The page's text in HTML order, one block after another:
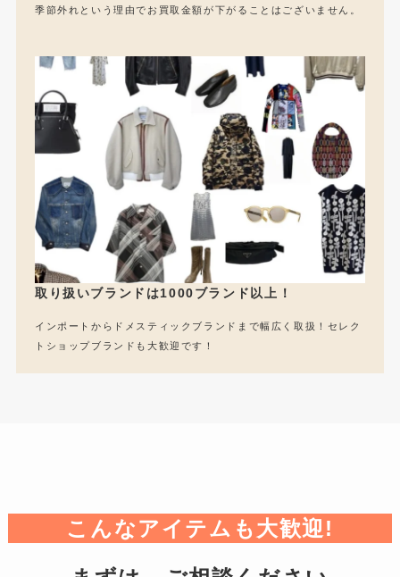
季節外れという理由でお買取金額が下がることはございません。
取り扱いブランドは1000ブランド以上！
インポートからドメスティックブランドまで幅広く取扱！セレク
トショップブランドも大歓迎です！
こんなアイテムも大歓迎!